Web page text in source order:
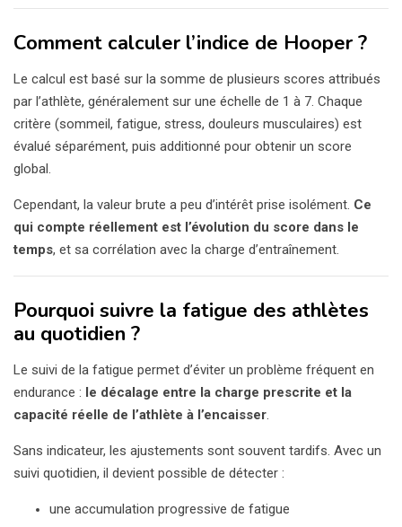
Comment calculer l’indice de Hooper ?
Le calcul est basé sur la somme de plusieurs scores attribués
par l’athlète, généralement sur une échelle de 1 à 7. Chaque
critère (sommeil, fatigue, stress, douleurs musculaires) est
évalué séparément, puis additionné pour obtenir un score
global.
Cependant, la valeur brute a peu d’intérêt prise isolément. Ce
qui compte réellement est l’évolution du score dans le
temps, et sa corrélation avec la charge d’entraînement.
Pourquoi suivre la fatigue des athlètes
au quotidien ?
Le suivi de la fatigue permet d’éviter un problème fréquent en
endurance : le décalage entre la charge prescrite et la
capacité réelle de l’athlète à l’encaisser.
Sans indicateur, les ajustements sont souvent tardifs. Avec un
suivi quotidien, il devient possible de détecter :
une accumulation progressive de fatigue